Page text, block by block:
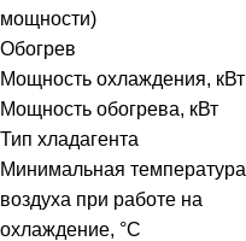
мощности)
Обогрев
Мощность охлаждения, кВт
Мощность обогрева, кВт
Тип хладагента
Минимальная температура
воздуха при работе на
охлаждение, °C